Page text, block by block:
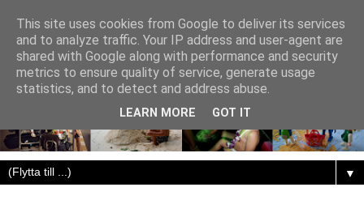
▼
This site uses cookies from Google to deliver its services
and to analyze traffic. Your IP address and user-agent are
shared with Google along with performance and security
metrics to ensure quality of service, generate usage
statistics, and to detect and address abuse.
LEARN MORE GOT IT